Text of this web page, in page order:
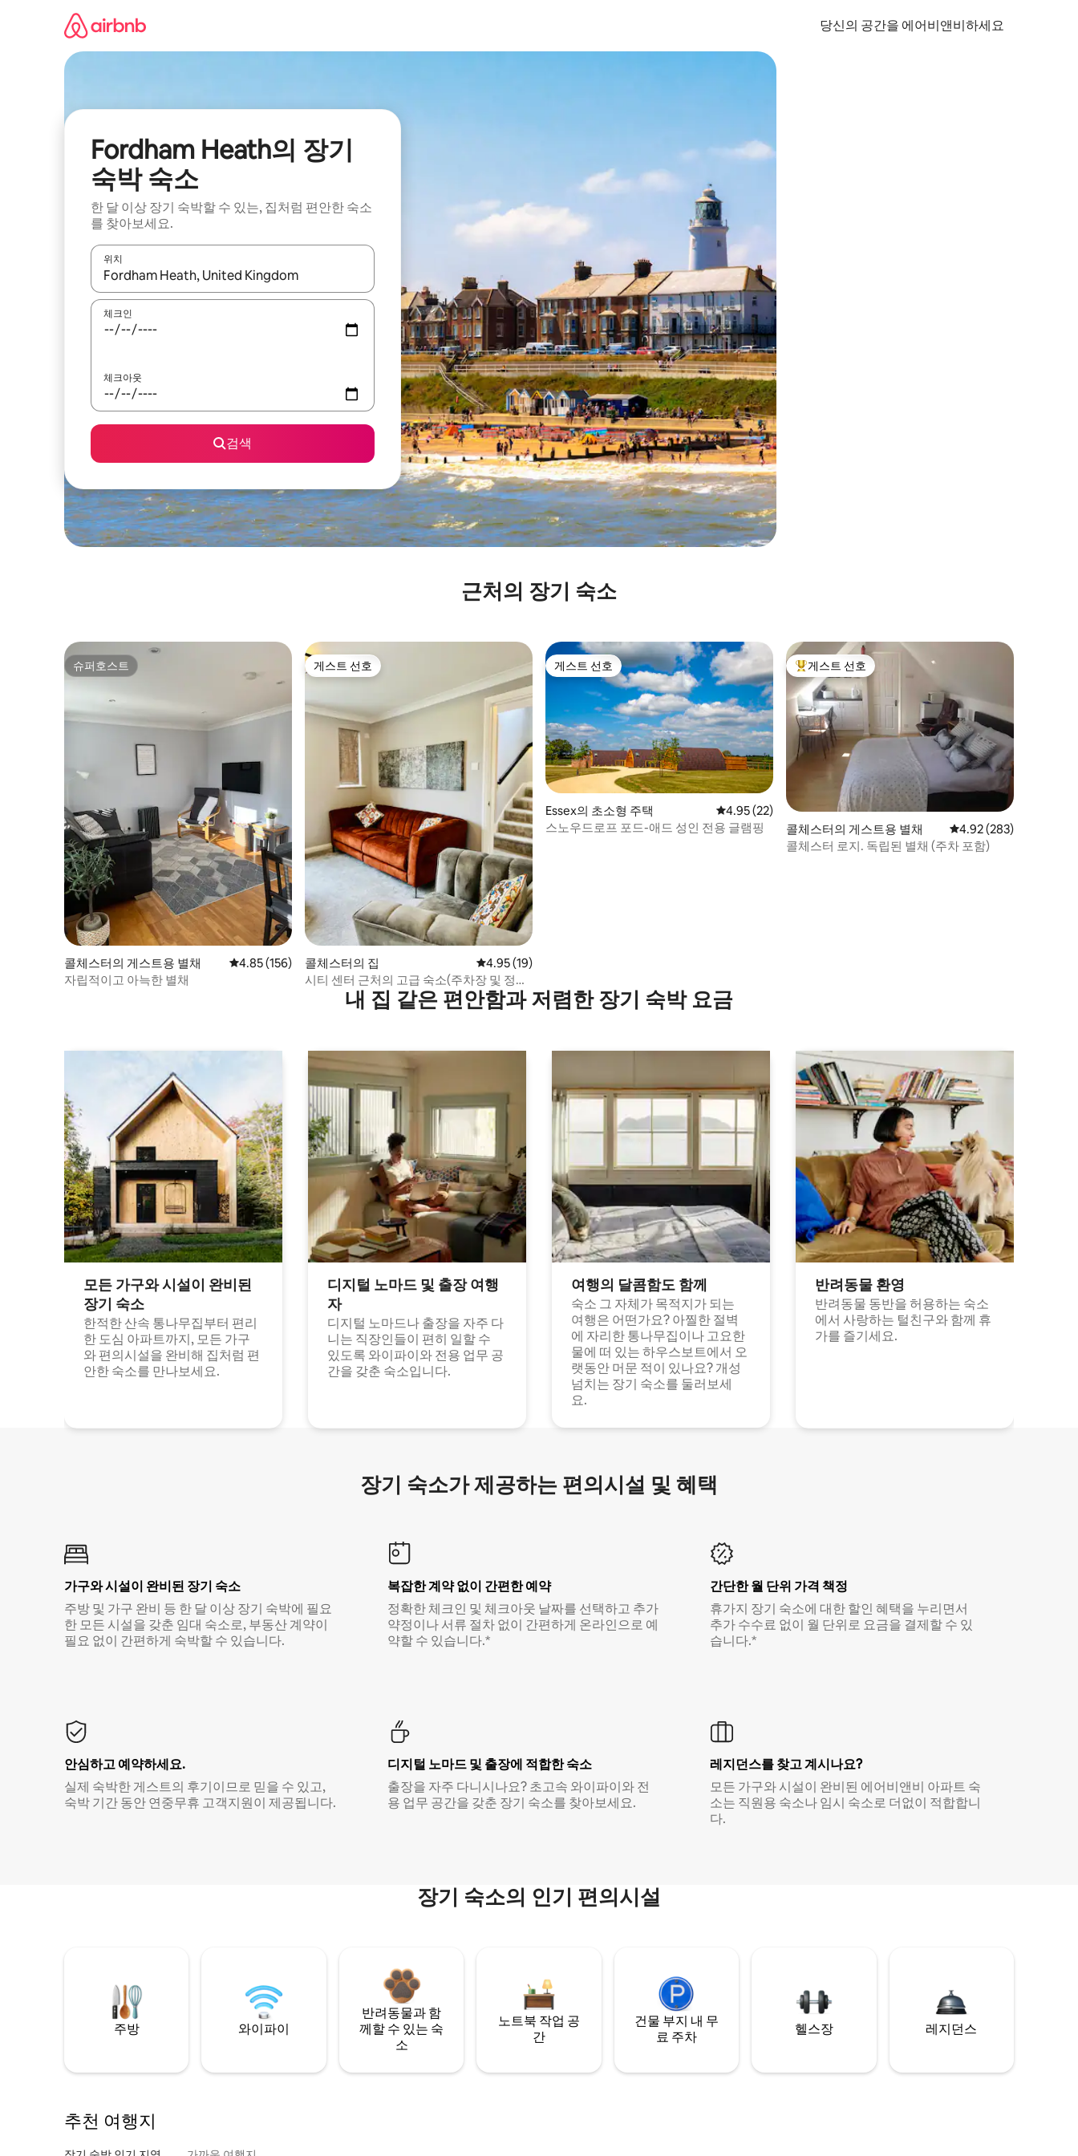
당신의 공간을 에어비앤비하세요
Fordham Heath의 장기
숙박 숙소
한 달 이상 장기 숙박할 수 있는, 집처럼 편안한 숙소
를 찾아보세요.
위치
결과가 나오면 위·아래 화살표 키를 사용하거나 터치 또는 스와이프 동작으로 탐색하세요.
체크인
체크아웃
검색
근처의 장기 숙소
슈퍼호스트
슈퍼호스트
콜체스터의 게스트용 별채 평점 4.85점(5점 만점), 후기 156개
4.85 (156)
자립적이고 아늑한 별채
게스트 선호
게스트 선호
콜체스터의 집 평점 4.95점(5점 만점), 후기 19개
4.95 (19)
시티 센터 근처의 고급 숙소(주차장 및 정원
게스트 선호
게스트 선호
Essex의 초소형 주택 평점 4.95점(5점 만점), 후기 22개
4.95 (22)
스노우드로프 포드-애드 성인 전용 글램핑
상위 게스트 선호
게스트 선호
콜체스터의 게스트용 별채 평점 4.92점(5점 만점),
4.92 (283)
콜체스터 로지. 독립된 별채 (주차 포함)
내 집 같은 편안함과 저렴한 장기 숙박 요금
모든 가구와 시설이 완비된
장기 숙소
한적한 산속 통나무집부터 편리
한 도심 아파트까지, 모든 가구
와 편의시설을 완비해 집처럼 편
안한 숙소를 만나보세요.
디지털 노마드 및 출장 여행
자
디지털 노마드나 출장을 자주 다
니는 직장인들이 편히 일할 수
있도록 와이파이와 전용 업무 공
간을 갖춘 숙소입니다.
여행의 달콤함도 함께
숙소 그 자체가 목적지가 되는
여행은 어떤가요? 아찔한 절벽
에 자리한 통나무집이나 고요한
물에 떠 있는 하우스보트에서 오
랫동안 머문 적이 있나요? 개성
넘치는 장기 숙소를 둘러보세
요.
반려동물 환영
반려동물 동반을 허용하는 숙소
에서 사랑하는 털친구와 함께 휴
가를 즐기세요.
장기 숙소가 제공하는 편의시설 및 혜택
가구와 시설이 완비된 장기 숙소
주방 및 가구 완비 등 한 달 이상 장기 숙박에 필요
한 모든 시설을 갖춘 임대 숙소로, 부동산 계약이
필요 없이 간편하게 숙박할 수 있습니다.
복잡한 계약 없이 간편한 예약
정확한 체크인 및 체크아웃 날짜를 선택하고 추가
약정이나 서류 절차 없이 간편하게 온라인으로 예
약할 수 있습니다.*
간단한 월 단위 가격 책정
휴가지 장기 숙소에 대한 할인 혜택을 누리면서
추가 수수료 없이 월 단위로 요금을 결제할 수 있
습니다.*
안심하고 예약하세요.
실제 숙박한 게스트의 후기이므로 믿을 수 있고,
숙박 기간 동안 연중무휴 고객지원이 제공됩니다.
디지털 노마드 및 출장에 적합한 숙소
출장을 자주 다니시나요? 초고속 와이파이와 전
용 업무 공간을 갖춘 장기 숙소를 찾아보세요.
레지던스를 찾고 계시나요?
모든 가구와 시설이 완비된 에어비앤비 아파트 숙
소는 직원용 숙소나 임시 숙소로 더없이 적합합니
다.
장기 숙소의 인기 편의시설
주방 와이파이
반려동물과 함
께할 수 있는 숙
소
노트북 작업 공
간
건물 부지 내 무
료 주차
헬스장 레지던스
추천 여행지